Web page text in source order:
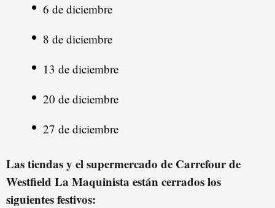
6 de diciembre
8 de diciembre
13 de diciembre
20 de diciembre
27 de diciembre
Las tiendas y el supermercado de Carrefour de
Westfield La Maquinista están cerrados los
siguientes festivos: